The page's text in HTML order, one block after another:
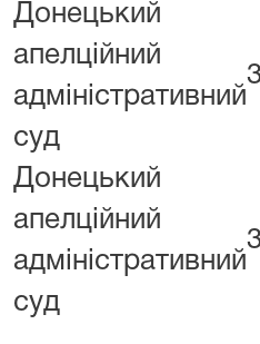
Донецький
апелційний
адміністративний
суд
Донецький
апелційний
адміністративний
суд